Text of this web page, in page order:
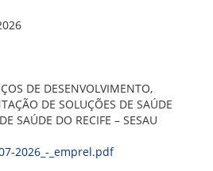
DE DESENVOLVIMENTO,
DE SOLUÇÕES DE SAÚDE
SAÚDE DO RECIFE – SESAU
2026_-_emprel.pdf